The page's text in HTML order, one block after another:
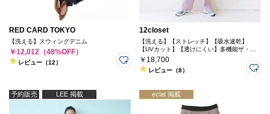
RED CARD TOKYO
【洗える】スウィングデニム
￥12,012（48%OFF）
レビュー（12）
12closet
【洗える】【ストレッチ】【吸水速乾】
【UVカット】【透けにくい】多機能ザ・エ
ブリバディパンツ
￥18,700
レビュー（8）
予約販売 LEE 掲載 eclat 掲載